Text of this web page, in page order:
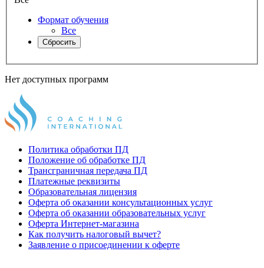
Формат обучения
Все
Сбросить
Нет доступных программ
Политика обработки ПД
Положение об обработке ПД
Трансграничная передача ПД
Платежные реквизиты
Образовательная лицензия
Оферта об оказании консультационных услуг
Оферта об оказании образовательных услуг
Оферта Интернет-магазина
Как получить налоговый вычет?
Заявление о присоединении к оферте